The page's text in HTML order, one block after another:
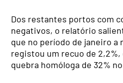
Dos restantes portos com
negativos, o relatório
que no período de janeiro a
registou um recuo de
quebra homóloga de 32%